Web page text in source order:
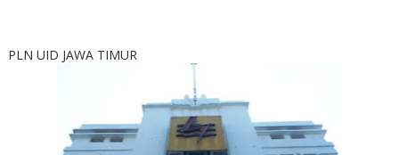
PLN UID JAWA TIMUR